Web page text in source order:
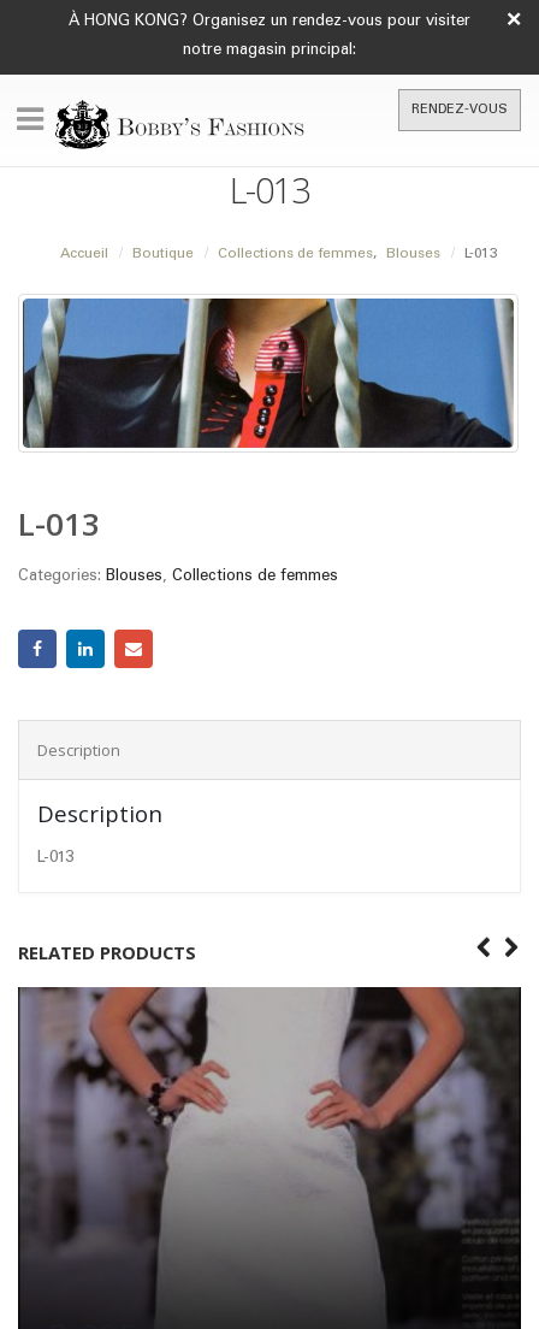
À HONG KONG? Organisez un rendez-vous pour visiter
notre magasin principal:
×
RENDEZ-VOUS
L-013
Accueil Boutique Collections de femmes, Blouses L-013
L-013
Categories: Blouses, Collections de femmes
Description
Description
L-013
RELATED PRODUCTS